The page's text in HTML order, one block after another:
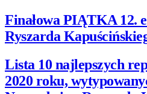
Finałowa PIĄTKA 12.
Ryszarda
Lista 10 najlepszych
2020 roku,